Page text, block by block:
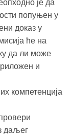
попуњен у
доказ у
ће на
да ли може
и
компетенција
даљег